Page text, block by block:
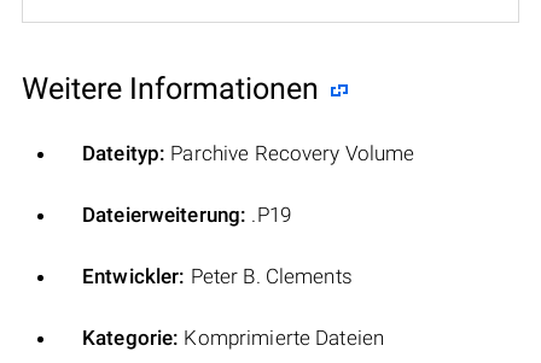
Weitere Informationen
Dateityp: Parchive Recovery Volume
Dateierweiterung: .P19
Entwickler: Peter B. Clements
Kategorie: Komprimierte Dateien